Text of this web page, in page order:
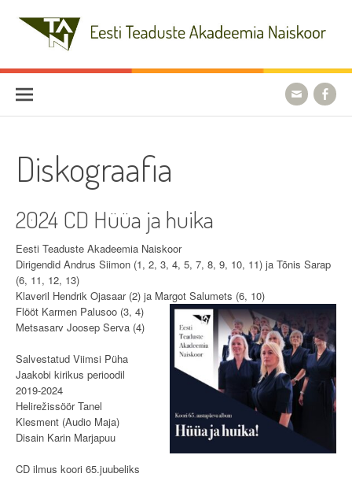
Eesti Teaduste Akadeemia
Naiskoor
Diskograafia
2024 CD Hüüa ja huika
Eesti Teaduste Akadeemia Naiskoor
Dirigendid Andrus Siimon (1, 2, 3, 4, 5, 7, 8, 9, 10, 11) ja Tõnis Sarap
(6, 11, 12, 13)
Klaveril Hendrik Ojasaar (2) ja Margot Salumets (6, 10)
Flööt Karmen Palusoo (3, 4)
Metsasarv Joosep Serva (4)
Salvestatud Viimsi Püha
Jaakobi kirikus perioodil
2019-2024
Helirežissöör Tanel
Klesment (Audio Maja)
Disain Karin Marjapuu
CD ilmus koori 65.juubeliks